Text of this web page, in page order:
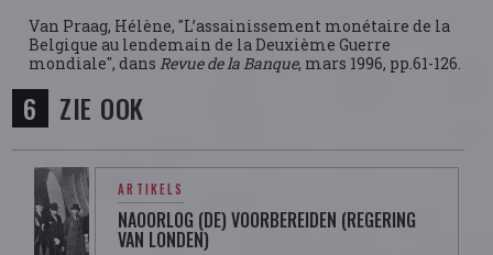
Van Praag, Hélène, "L’assainissement monétaire de la
Belgique au lendemain de la Deuxième Guerre
mondiale", dansRevue de la Banque, mars 1996, pp.61-126.
ZIE OOK
ARTIKELS
NAOORLOG (DE) VOORBEREIDEN (REGERING
VAN LONDEN)